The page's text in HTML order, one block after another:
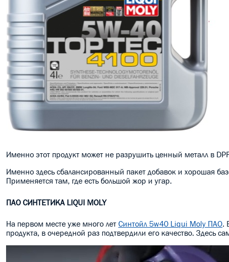
Именно этот продукт может не разрушить ценный металл в
Именно здесь сбалансированный пакет добавок и хорошая
Применяется там, где есть большой жор и угар.
ПАО СИНТЕТИКА LIQUI MOLY
На первом месте уже много лет Синтойл 5w40 Liqui Moly ПАО.
продукта, в очередной раз подтвердили его качество. Здесь